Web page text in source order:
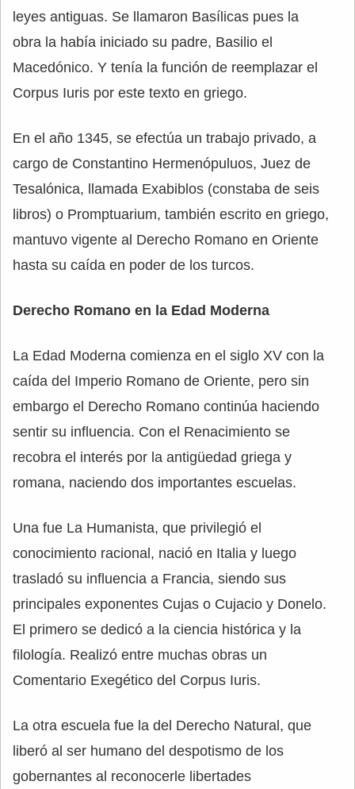
leyes antiguas. Se llamaron Basílicas pues la
obra la había iniciado su padre, Basilio el
Macedónico. Y tenía la función de reemplazar el
Corpus Iuris por este texto en griego.
En el año 1345, se efectúa un trabajo privado, a
cargo de Constantino Hermenópuluos, Juez de
Tesalónica, llamada Exabiblos (constaba de seis
libros) o Promptuarium, también escrito en griego,
mantuvo vigente al Derecho Romano en Oriente
hasta su caída en poder de los turcos.
Derecho Romano en la Edad Moderna
La Edad Moderna comienza en el siglo XV con la
caída del Imperio Romano de Oriente, pero sin
embargo el Derecho Romano continúa haciendo
sentir su influencia. Con el Renacimiento se
recobra el interés por la antigüedad griega y
romana, naciendo dos importantes escuelas.
Una fue La Humanista, que privilegió el
conocimiento racional, nació en Italia y luego
trasladó su influencia a Francia, siendo sus
principales exponentes Cujas o Cujacio y Donelo.
El primero se dedicó a la ciencia histórica y la
filología. Realizó entre muchas obras un
Comentario Exegético del Corpus Iuris.
La otra escuela fue la del Derecho Natural, que
liberó al ser humano del despotismo de los
gobernantes al reconocerle libertades